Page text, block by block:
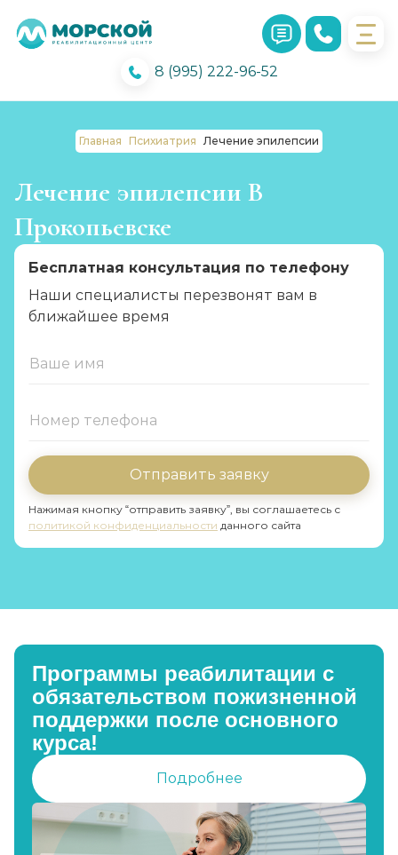
8 (995) 222-96-52
Главная Психиатрия Лечение эпилепсии
Лечение эпилепсии В
Прокопьевске
Бесплатная консультация по телефону
Наши специалисты перезвонят вам в
ближайшее время
Отправить заявку
Нажимая кнопку “отправить заявку”, вы соглашаетесь с
политикой конфиденциальности данного сайта
Программы реабилитации с
обязательством пожизненной
поддержки после основного
курса!
Подробнее